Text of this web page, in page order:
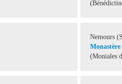
Nemours
(Moniales